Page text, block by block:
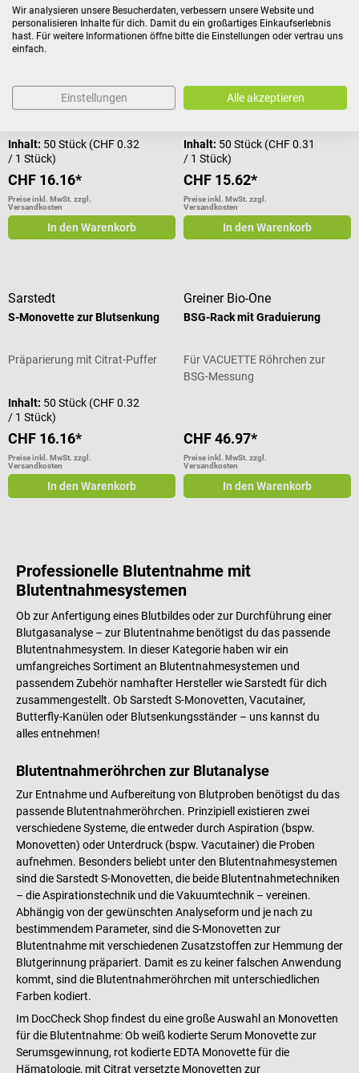
Sarstedt
Ohne Präparierung
Inhalt: 50 Stück (CHF 0.32
/ 1 Stück)
CHF 16.16*
Preise inkl. MwSt. zzgl.
Versandkosten
In den Warenkorb
Sarstedt
Präparierung mit Fluorid EDTA
Inhalt: 50 Stück (CHF 0.31
/ 1 Stück)
CHF 15.62*
Preise inkl. MwSt. zzgl.
Versandkosten
In den Warenkorb
Sarstedt
S-Monovette zur Blutsenkung
Präparierung mit Citrat-Puffer
Inhalt: 50 Stück (CHF 0.32
/ 1 Stück)
CHF 16.16*
Preise inkl. MwSt. zzgl.
Versandkosten
In den Warenkorb
Greiner Bio-One
BSG-Rack mit Graduierung
Für VACUETTE Röhrchen zur
BSG-Messung
CHF 46.97*
Preise inkl. MwSt. zzgl.
Versandkosten
In den Warenkorb
Professionelle Blutentnahme mit
Blutentnahmesystemen
Ob zur Anfertigung eines Blutbildes oder zur Durchführung einer
Blutgasanalyse – zur Blutentnahme benötigst du das passende
Blutentnahmesystem. In dieser Kategorie haben wir ein
umfangreiches Sortiment an Blutentnahmesystemen und
passendem Zubehör namhafter Hersteller wie Sarstedt für dich
zusammengestellt. Ob Sarstedt S-Monovetten, Vacutainer,
Butterfly-Kanülen oder Blutsenkungsständer – uns kannst du
alles entnehmen!
Blutentnahmeröhrchen zur Blutanalyse
Zur Entnahme und Aufbereitung von Blutproben benötigst du das
passende Blutentnahmeröhrchen. Prinzipiell existieren zwei
verschiedene Systeme, die entweder durch Aspiration (bspw.
Monovetten) oder Unterdruck (bspw. Vacutainer) die Proben
aufnehmen. Besonders beliebt unter den Blutentnahmesystemen
sind die Sarstedt S-Monovetten, die beide Blutentnahmetechniken
– die Aspirationstechnik und die Vakuumtechnik – vereinen.
Abhängig von der gewünschten Analyseform und je nach zu
bestimmendem Parameter, sind die S-Monovetten zur
Blutentnahme mit verschiedenen Zusatzstoffen zur Hemmung der
Blutgerinnung präpariert. Damit es zu keiner falschen Anwendung
kommt, sind die Blutentnahmeröhrchen mit unterschiedlichen
Farben kodiert.
Im DocCheck Shop findest du eine große Auswahl an Monovetten
für die Blutentnahme: Ob weiß kodierte Serum Monovette zur
Serumsgewinnung, rot kodierte EDTA Monovette für die
Hämatologie, mit Citrat versetzte Monovetten zur
Wir analysieren unsere Besucherdaten, verbessern unsere Website und
personalisieren Inhalte für dich. Damit du ein großartiges Einkaufserlebnis
hast. Für weitere Informationen öffne bitte die Einstellungen oder vertrau uns
einfach.
Einstellungen Alle akzeptieren